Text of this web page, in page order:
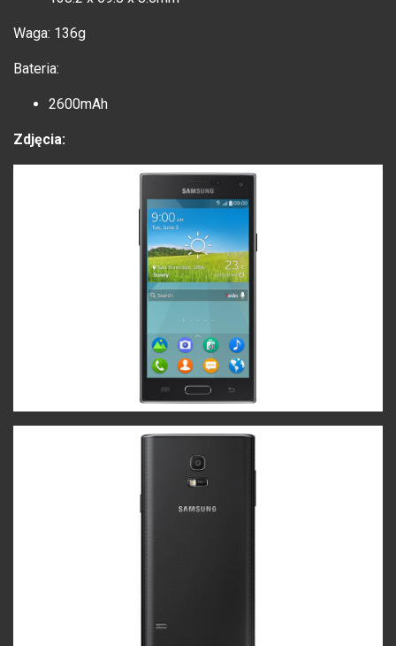
Waga: 136g
Bateria:
2600mAh
Zdjęcia: